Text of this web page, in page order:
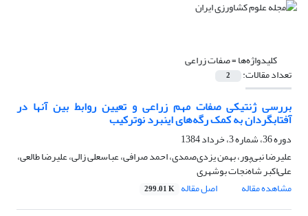
کلیدواژه‌ها =صفات زراعی
تعداد مقالات: 2
بررسی ژنتیکی صفات مهم زراعی و تعیین روابط بین آنها در
آفتابگردان به کمک رگه‌های اینبرد نوترکیب
دوره 36، شماره 3، خرداد 1384
علیرضا نبی‌پور، بهمن یزدی‌صمدی، احمد صرافی، عباسعلی زالی، علیرضا طالعی،
علی‌اکبر شاه‌نجات بوشهری
مشاهده مقاله
اصل مقاله 299.01 K